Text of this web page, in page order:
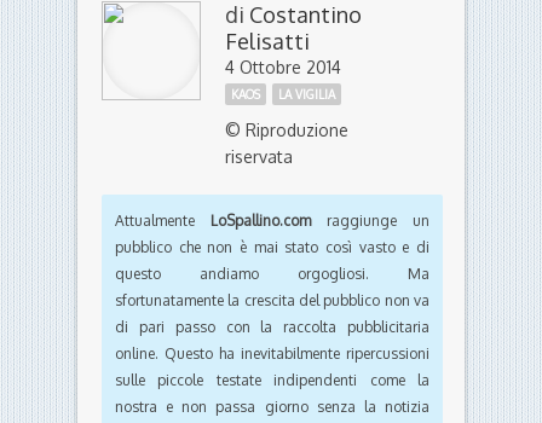
di Costantino
Felisatti
4 Ottobre 2014
KAOS LA VIGILIA
© Riproduzione
riservata
Attualmente LoSpallino.comraggiunge un
pubblico che non è mai stato così vasto e di
questo andiamo orgogliosi. Ma
sfortunatamente la crescita del pubblico non va
di pari passo con la raccolta pubblicitaria
online. Questo ha inevitabilmente ripercussioni
sulle piccole testate indipendenti come la
nostra e non passa giorno senza la notizia